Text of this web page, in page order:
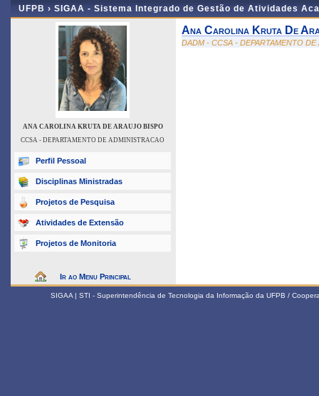
UFPB › SIGAA - Sistema Integrado de Gestão de Atividades
ANA CAROLINA KRUTA DE ARAUJO BISPO
CCSA - DEPARTAMENTO DE ADMINISTRACAO
Perfil Pessoal
Disciplinas Ministradas
Projetos de Pesquisa
Atividades de Extensão
Projetos de Monitoria
Ir ao Menu Principal
Ana Carolina Kruta De
DADM - CCSA - DEPARTAMENTO
SIGAA | STI - Superintendência de Tecnologia da Informação da UFPB /